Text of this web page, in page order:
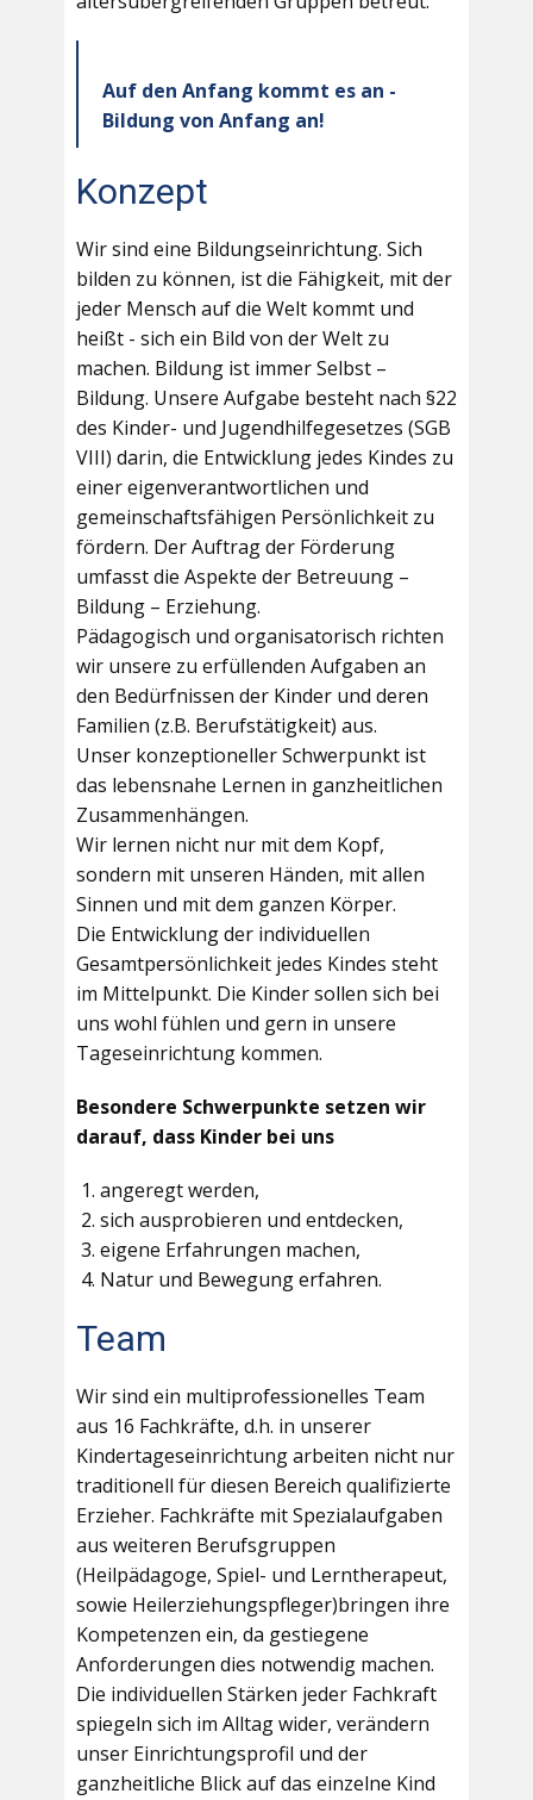
Auf den Anfang kommt es an -
Bildung von Anfang an!
Konzept
Wir sind eine Bildungseinrichtung. Sich
bilden zu können, ist die Fähigkeit, mit der
jeder Mensch auf die Welt kommt und
heißt - sich ein Bild von der Welt zu
machen. Bildung ist immer Selbst –
Bildung. Unsere Aufgabe besteht nach §22
des Kinder- und Jugendhilfegesetzes (SGB
VIII) darin, die Entwicklung jedes Kindes zu
einer eigenverantwortlichen und
gemeinschaftsfähigen Persönlichkeit zu
fördern. Der Auftrag der Förderung
umfasst die Aspekte der Betreuung –
Bildung – Erziehung.
Pädagogisch und organisatorisch richten
wir unsere zu erfüllenden Aufgaben an
den Bedürfnissen der Kinder und deren
Familien (z.B. Berufstätigkeit) aus.
Unser konzeptioneller Schwerpunkt ist
das lebensnahe Lernen in ganzheitlichen
Zusammenhängen.
Wir lernen nicht nur mit dem Kopf,
sondern mit unseren Händen, mit allen
Sinnen und mit dem ganzen Körper.
Die Entwicklung der individuellen
Gesamtpersönlichkeit jedes Kindes steht
im Mittelpunkt. Die Kinder sollen sich bei
uns wohl fühlen und gern in unsere
Tageseinrichtung kommen.
Besondere Schwerpunkte setzen wir
darauf, dass Kinder bei uns
angeregt werden,
sich ausprobieren und entdecken,
eigene Erfahrungen machen,
Natur und Bewegung erfahren.
Team
Wir sind ein multiprofessionelles Team
aus 16 Fachkräfte, d.h. in unserer
Kindertageseinrichtung arbeiten nicht nur
traditionell für diesen Bereich qualifizierte
Erzieher. Fachkräfte mit Spezialaufgaben
aus weiteren Berufsgruppen
(Heilpädagoge, Spiel- und Lerntherapeut,
sowie Heilerziehungspfleger)bringen ihre
Kompetenzen ein, da gestiegene
Anforderungen dies notwendig machen.
Die individuellen Stärken jeder Fachkraft
spiegeln sich im Alltag wider, verändern
unser Einrichtungsprofil und der
ganzheitliche Blick auf das einzelne Kind